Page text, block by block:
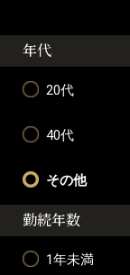
年代
20代
40代
その他
勤続年数
1年未満